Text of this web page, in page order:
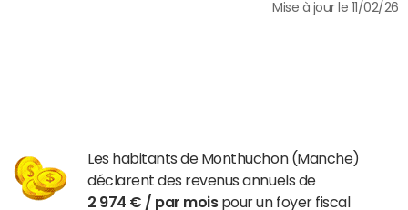
Mise à jour le 11/02/26
Les habitants de Monthuchon (Manche)
déclarent des revenus annuels de
2 974 € / par moispour un foyer fiscal